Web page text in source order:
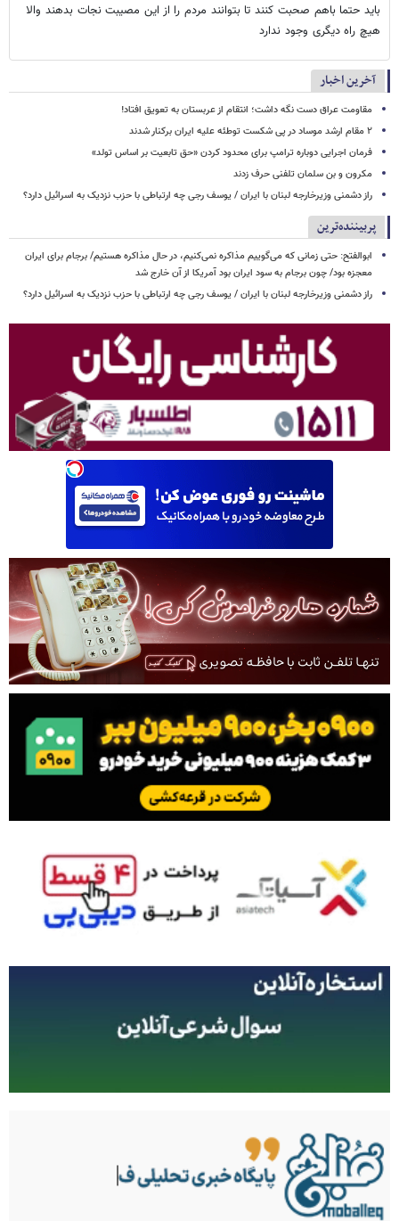
باید حتما باهم صحبت کنند تا بتوانند مردم را از این مصیبت نجات بدهند والا
هیچ راه دیگری وجود ندارد
آخرین اخبار
مقاومت عراق دست نگه داشت؛ انتقام از عربستان به تعویق افتاد!
۲ مقام‌ ارشد موساد در پی شکست توطئه علیه ایران برکنار شدند
فرمان اجرایی دوباره ترامپ برای محدود کردن «حق تابعیت بر اساس تولد»
مکرون و بن سلمان تلفنی حرف زدند
راز دشمنی وزیرخارجه لبنان با ایران / یوسف رجی چه ارتباطی با حزب نزدیک به اسرائیل دارد؟
پربیننده‌ترین
ابوالفتح: حتی زمانی که می‌گوییم مذاکره نمی‌کنیم، در حال مذاکره هستیم/ برجام برای ایران
معجزه بود/ چون برجام به سود ایران بود آمریکا از آن خارج شد
راز دشمنی وزیرخارجه لبنان با ایران / یوسف رجی چه ارتباطی با حزب نزدیک به اسرائیل دارد؟